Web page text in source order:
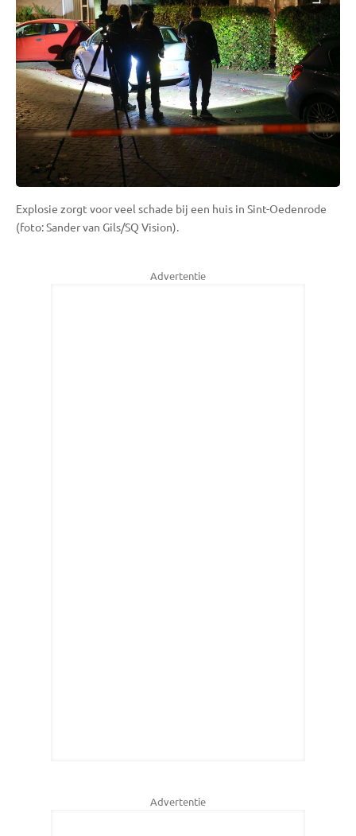
Explosie zorgt voor veel schade bij een huis in Sint-Oedenrode
(foto: Sander van Gils/SQ Vision).
Advertentie
Advertentie